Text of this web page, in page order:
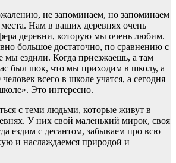
не запоминаем, но запоминаем
Нам в ваших деревнях очень
деревни, которую мы очень любим.
большое достаточно, по сравнению с
мы ездили. Когда приезжаешь, а там
был шок, что мы приходим в школу, а
всего в школе учатся, а сегодня
Это интересно.
с теми людьми, которые живут в
У них свой маленький мирок, своя
ездим с десантом, забываем про всю
и наслаждаемся природой и